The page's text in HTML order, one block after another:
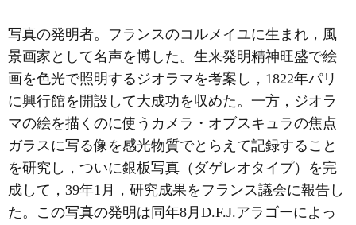
写真の発明者。フランスのコルメイユに生まれ，風
景画家として名声を博した。生来発明精神旺盛で絵
画を色光で照明するジオラマを考案し，1822年パリ
に興行館を開設して大成功を収めた。一方，ジオラ
マの絵を描くのに使うカメラ・オブスキュラの焦点
ガラスに写る像を感光物質でとらえて記録すること
を研究し，ついに銀板写真（ダゲレオタイプ）を完
成して，39年1月，研究成果をフランス議会に報告し
た。この写真の発明は同年8月D.F.J.アラゴーによっ